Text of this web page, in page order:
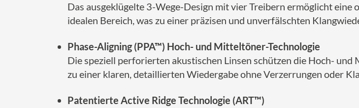
Das ausgeklügelte 3-Wege-Design mit vier Treibern ermöglicht
idealen Bereich, was zu einer präzisen und unverfälschten
Phase-Aligning (PPA™) Hoch- und Mitteltöner-Technologie
Die speziell perforierten akustischen Linsen schützen die Hoch-
zu einer klaren, detaillierten Wiedergabe ohne Verzerrungen oder
Patentierte Active Ridge Technologie (ART™)